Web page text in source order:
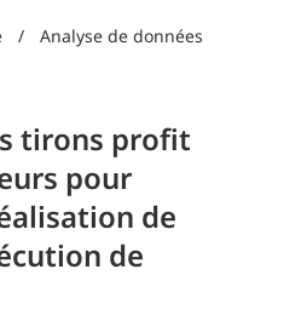
/ Analyse de données
tirons profit
pour
de
de